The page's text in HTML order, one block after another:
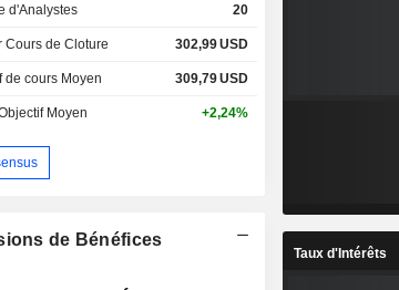
+15,4%
+5,8%
d'Analystes 20
Cours de Cloture 302,99USD
de cours Moyen 309,79USD
Moyen +2,24%
de Bénéfices
Taux d'Intérêts